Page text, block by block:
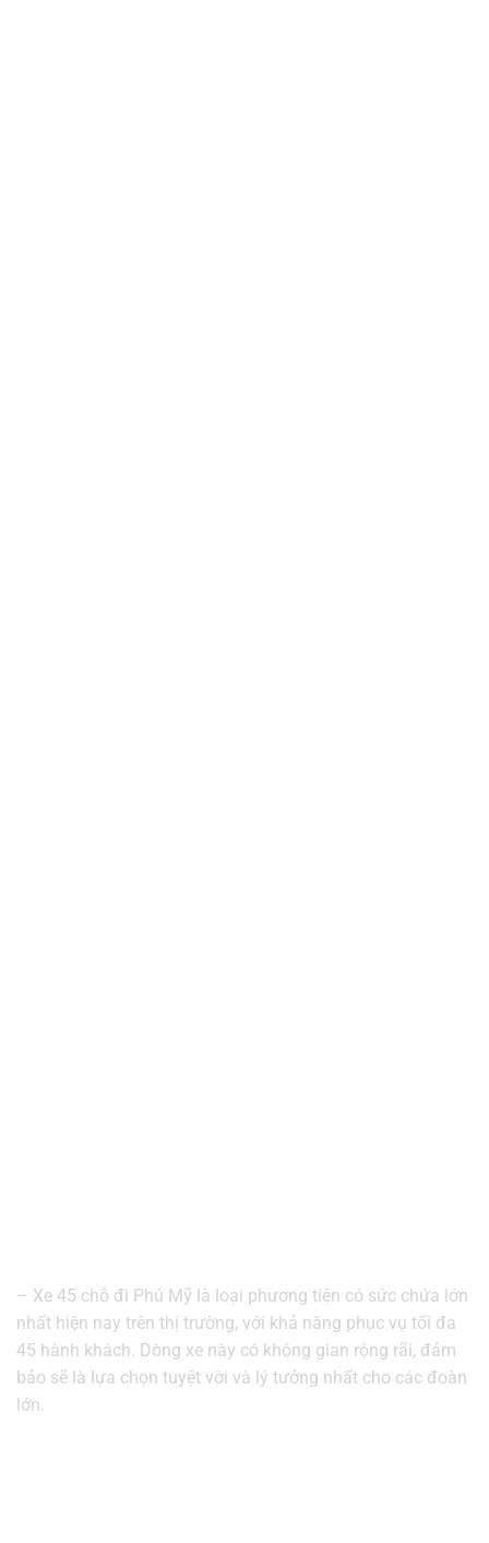
– Xe 45 chỗ đi Phú Mỹ là loại phương tiện có sức chứa lớn
nhất hiện nay trên thị trường, với khả năng phục vụ tối đa
45 hành khách. Dòng xe này có không gian rộng rãi, đảm
bảo sẽ là lựa chọn tuyệt vời và lý tưởng nhất cho các đoàn
lớn.